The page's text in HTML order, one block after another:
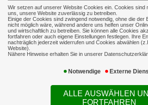
Wir setzen auf unserer Website Cookies ein. Cookies sind
uns, unsere Website zuverlässig zu betreiben.
Einige der Cookies sind zwingend notwendig, ohne die der
nicht möglich wäre, während andere uns helfen unser
und wirtschaftlich zu betreiben. Sie können alle Cookies
fortfahren oder auch eigene Einstellungen festlegen. Ihre
nachträglich jederzeit widerrufen und Cookies abwählen
Website).
Nähere Hinweise erhalten Sie in unserer
Notwendige Externe
ALLE AUSWÄHLEN
FORTFAHREN